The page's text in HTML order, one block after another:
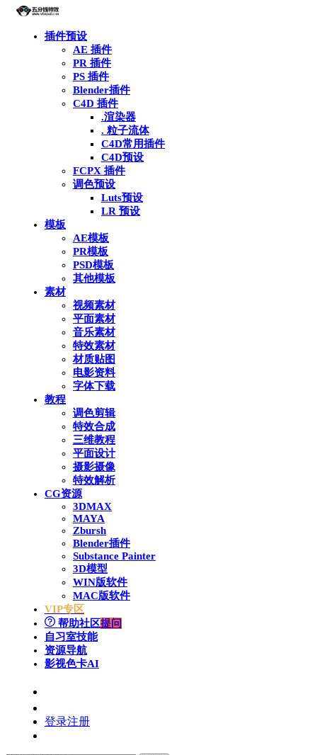
插件预设
AE 插件
PR 插件
PS 插件
Blender插件
C4D 插件
.渲染器
. 粒子流体
C4D常用插件
C4D预设
FCPX 插件
调色预设
Luts预设
LR 预设
模板
AE模板
PR模板
PSD模板
其他模板
素材
视频素材
平面素材
音乐素材
特效素材
材质贴图
电影资料
字体下载
教程
调色剪辑
特效合成
三维教程
平面设计
摄影摄像
特效解析
CG资源
3DMAX
MAYA
Zbursh
Blender插件
Substance Painter
3D模型
WIN版软件
MAC版软件
VIP专区
帮助社区提问
自习室技能
资源导航
影视色卡AI
登录注册